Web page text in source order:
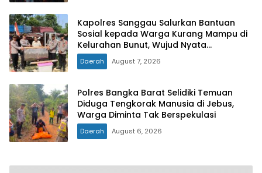
Kapolres Sanggau Salurkan Bantuan
Sosial kepada Warga Kurang Mampu di
Kelurahan Bunut, Wujud Nyata
Kepedulian Polri Hadir untuk Masyarakat
Daerah August 7, 2026
Polres Bangka Barat Selidiki Temuan
Diduga Tengkorak Manusia di Jebus,
Warga Diminta Tak Berspekulasi
Daerah August 6, 2026